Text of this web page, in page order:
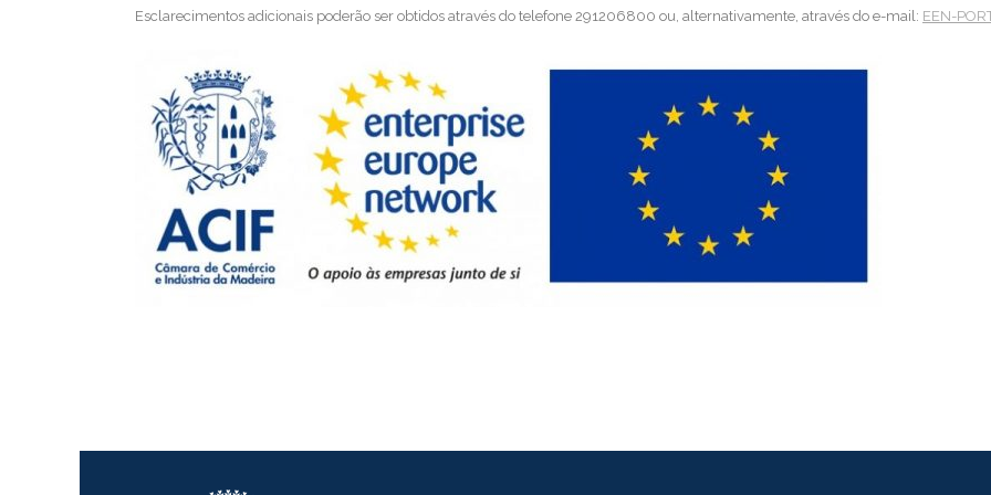
Esclarecimentos adicionais poderão ser obtidos através do telefone 291206800 ou, alternativamente, através do e-mail: EEN-